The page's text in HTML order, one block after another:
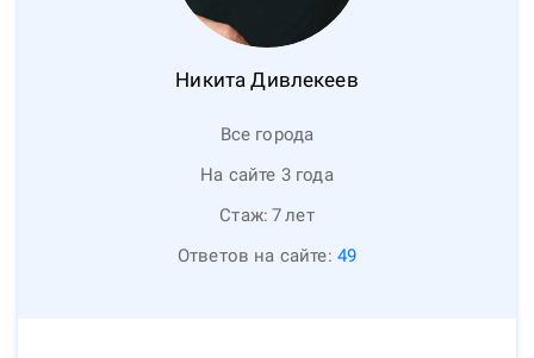
Никита Дивлекеев
Все города
На сайте 3 года
Стаж: 7лет
Ответов на сайте: 49